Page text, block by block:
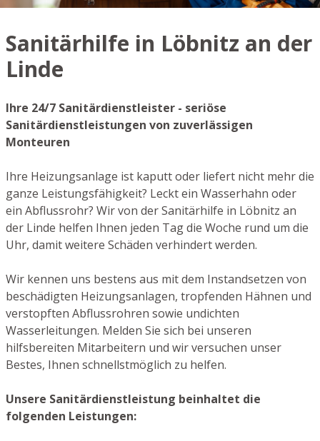
Sanitärhilfe in Löbnitz an der
Linde
Ihre 24/7 Sanitärdienstleister - seriöse
Sanitärdienstleistungen von zuverlässigen
Monteuren
Ihre Heizungsanlage ist kaputt oder liefert nicht mehr die
ganze Leistungsfähigkeit? Leckt ein Wasserhahn oder
ein Abflussrohr? Wir von der Sanitärhilfe in Löbnitz an
der Linde helfen Ihnen jeden Tag die Woche rund um die
Uhr, damit weitere Schäden verhindert werden.
Wir kennen uns bestens aus mit dem Instandsetzen von
beschädigten Heizungsanlagen, tropfenden Hähnen und
verstopften Abflussrohren sowie undichten
Wasserleitungen. Melden Sie sich bei unseren
hilfsbereiten Mitarbeitern und wir versuchen unser
Bestes, Ihnen schnellstmöglich zu helfen.
Unsere Sanitärdienstleistung beinhaltet die
folgenden Leistungen: